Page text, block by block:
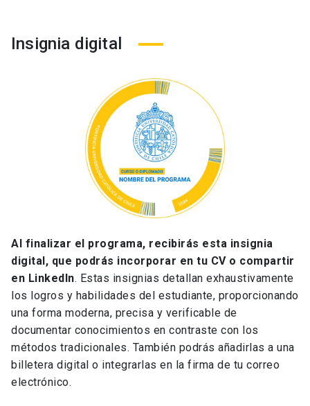
Insignia digital
Al finalizar el programa, recibirás esta insignia
digital, que podrás incorporar en tu CV o compartir
en LinkedIn. Estas insignias detallan exhaustivamente
los logros y habilidades del estudiante, proporcionando
una forma moderna, precisa y verificable de
documentar conocimientos en contraste con los
métodos tradicionales. También podrás añadirlas a una
billetera digital o integrarlas en la firma de tu correo
electrónico.